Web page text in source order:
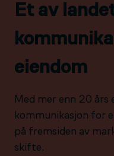
Et av
eiendom
Med mer enn 20 års
kommunikasjon for
på fremsiden av
skifte.